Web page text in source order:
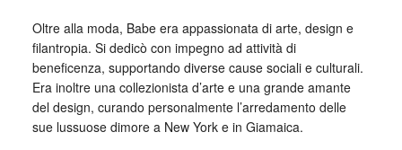
Oltre alla moda, Babe era appassionata di arte, design e
filantropia. Si dedicò con impegno ad attività di
beneficenza, supportando diverse cause sociali e culturali.
Era inoltre una collezionista d’arte e una grande amante
del design, curando personalmente l’arredamento delle
sue lussuose dimore a New York e in Giamaica.